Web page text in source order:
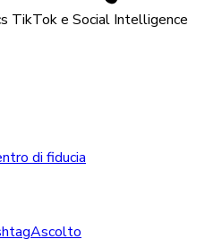
TikTok e Social Intelligence
di fiducia
Ascolto